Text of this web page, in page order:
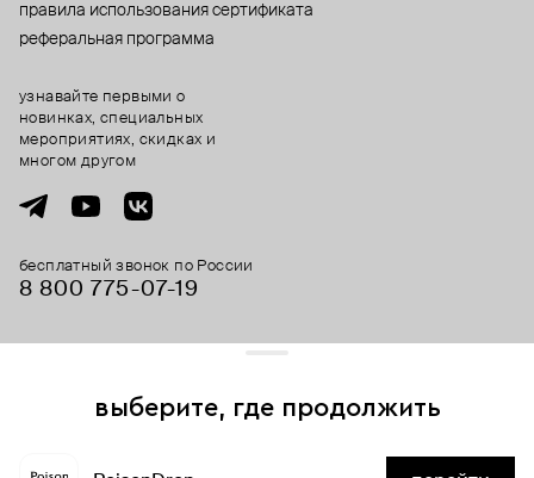
правила использования сертификата
реферальная программа
бесплатный звонок по России
8 800 775⁠-07⁠-19
узнавайте первыми о
новинках, специальных
мероприятиях, скидках и
многом другом
выберите, где продолжить
и сервисы аналитики. Продолжая его использование,